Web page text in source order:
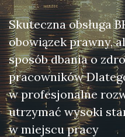
Skuteczna obsługa
obowiązek prawny,
sposób dbania o
pracowników
w profesjonalne
utrzymać wysoki
w miejscu pracy